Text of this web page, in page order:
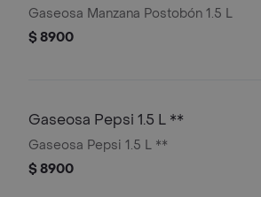
Gaseosa Manzana Postobón 1.5 L
$ 8900
Gaseosa Pepsi 1.5 L **
Gaseosa Pepsi 1.5 L **
$ 8900